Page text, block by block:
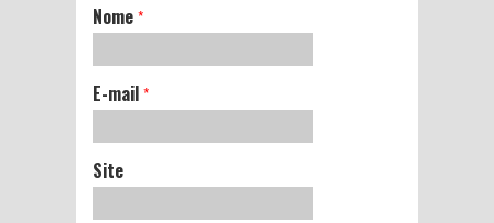
Nome *
E-mail *
Site